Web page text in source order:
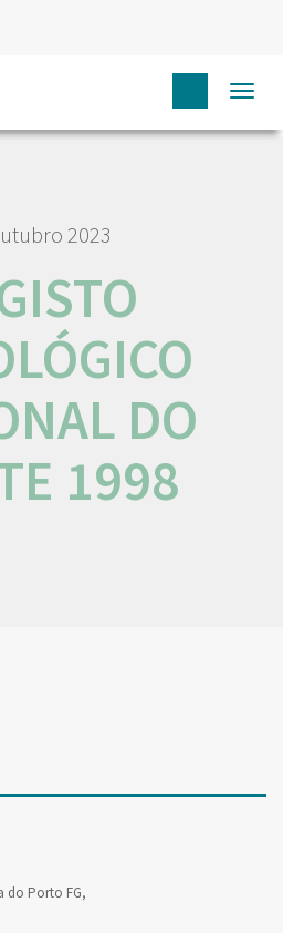
REGISTO ONCOLÓGICO
2023
DO
1998
do Porto FG,